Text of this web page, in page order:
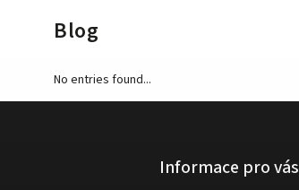
Blog
No entries found...
Informace pro vás